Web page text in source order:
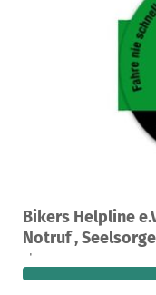
Bikers Helpline
Notruf ,
Ein Projekt in
12